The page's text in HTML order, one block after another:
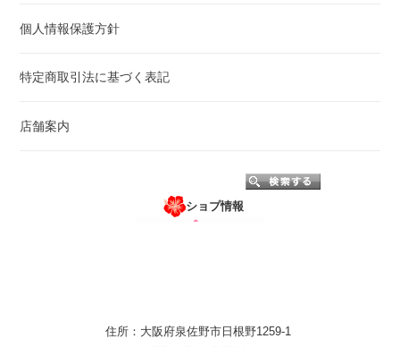
個人情報保護方針
特定商取引法に基づく表記
店舗案内
ショプ情報
住所：大阪府泉佐野市日根野1259-1